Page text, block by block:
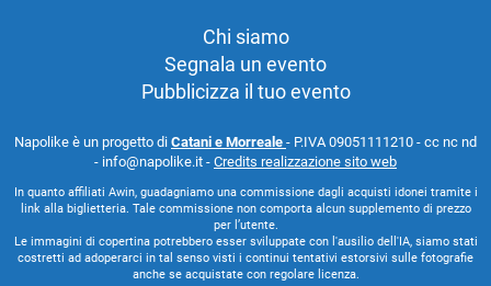
Chi siamo
Segnala un evento
Pubblicizza il tuo evento
Napolike è un progetto di Catani e Morreale - P.IVA 09051111210 - cc nc nd
- info@napolike.it - Credits realizzazione sito web
In quanto affiliati Awin, guadagniamo una commissione dagli acquisti idonei tramite i
link alla biglietteria. Tale commissione non comporta alcun supplemento di prezzo
per l’utente.
Le immagini di copertina potrebbero esser sviluppate con l'ausilio dell'IA, siamo stati
costretti ad adoperarci in tal senso visti i continui tentativi estorsivi sulle fotografie
anche se acquistate con regolare licenza.